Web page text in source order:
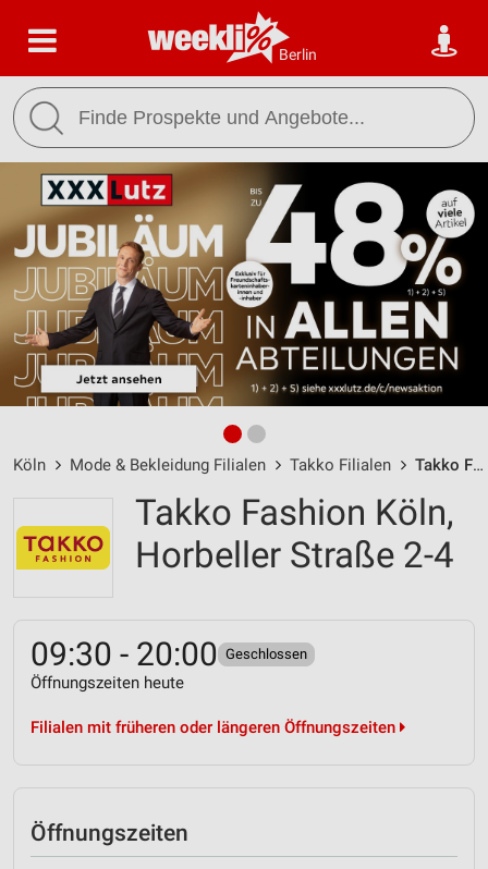
Berlin
Köln Mode & Bekleidung Filialen Takko Filialen Takko Fashion Köln / Horbeller Straße 2-4 - Öffnungszeiten & Adresse
Takko Fashion Köln,
Horbeller Straße 2-4
09:30 - 20:00 Geschlossen
Öffnungszeiten heute
Filialen mit früheren oder längeren Öffnungszeiten
Öffnungszeiten